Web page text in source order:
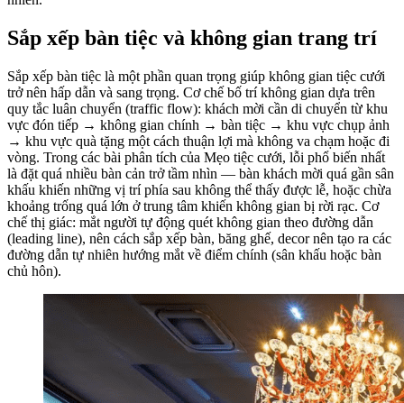
Sắp xếp bàn tiệc và không gian trang trí
Sắp xếp bàn tiệc là một phần quan trọng giúp không gian tiệc cưới
trở nên hấp dẫn và sang trọng. Cơ chế bố trí không gian dựa trên
quy tắc luân chuyển (traffic flow): khách mời cần di chuyển từ khu
vực đón tiếp → không gian chính → bàn tiệc → khu vực chụp ảnh
→ khu vực quà tặng một cách thuận lợi mà không va chạm hoặc đi
vòng. Trong các bài phân tích của Mẹo tiệc cưới, lỗi phổ biến nhất
là đặt quá nhiều bàn cản trở tầm nhìn — bàn khách mời quá gần sân
khấu khiến những vị trí phía sau không thể thấy được lễ, hoặc chừa
khoảng trống quá lớn ở trung tâm khiến không gian bị rời rạc. Cơ
chế thị giác: mắt người tự động quét không gian theo đường dẫn
(leading line), nên cách sắp xếp bàn, băng ghế, decor nên tạo ra các
đường dẫn tự nhiên hướng mắt về điểm chính (sân khấu hoặc bàn
chủ hôn).